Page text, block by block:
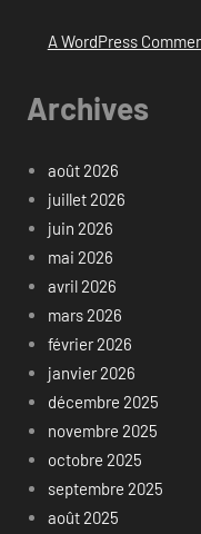
A WordPress
Archives
août 2026
juillet 2026
juin 2026
mai 2026
avril 2026
mars 2026
février 2026
janvier 2026
décembre 2025
novembre 2025
octobre 2025
septembre 2025
août 2025